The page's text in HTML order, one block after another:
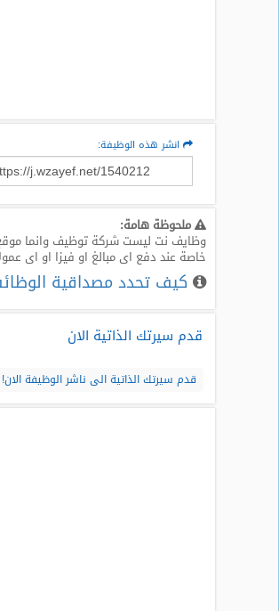
انشر هذه الوظيفة:
ملحوظة هامة:
وظايف نت ليست شركة توظيف وانما موقع
خاصة عند دفع اى مبالغ او فيزا او اى
كيف تحدد مصداقية
قدم سيرتك الذاتية الان
قدم سيرتك الذاتية الى ناشر الوظيفة الان!